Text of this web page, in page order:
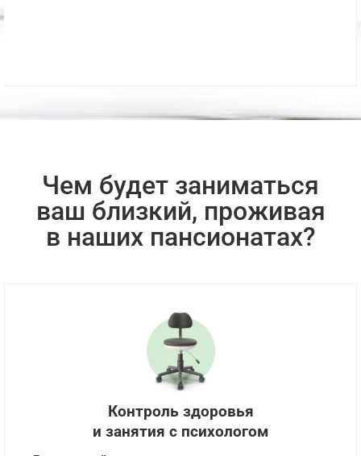
Чем будет заниматься
ваш близкий, проживая
в наших пансионатах?
Контроль здоровья
и занятия с психологом